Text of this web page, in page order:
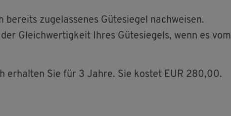
zu­ge­las­se­nes Gü­te­sie­gel nach­wei­sen.
Gleich­wer­tig­keit Ihres Gü­te­sie­gels, wenn es vom
er­hal­ten Sie für 3 Jahre. Sie kos­tet EUR 280,00.